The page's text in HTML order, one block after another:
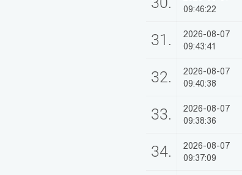
09:46:22
31.
2026-08-07
09:43:41
32.
2026-08-07
09:40:38
33.
2026-08-07
09:38:36
34.
2026-08-07
09:37:09